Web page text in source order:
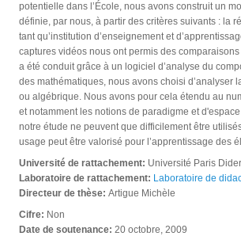
potentielle dans l’École, nous avons construit un
définie, par nous, à partir des critères suivants : la
tant qu’institution d’enseignement et
captures vidéos nous ont permis des
a été conduit grâce à un logiciel d’analyse du
des mathématiques, nous avons choisi d’analyser
ou algébrique. Nous avons pour cela étendu au
et notamment les notions de paradigme et
notre étude ne peuvent que difficilement être
usage peut être valorisé pour l’apprentissage des
Université de rattachement: Université Paris
Laboratoire de rattachement: Laboratoire de
Directeur de thèse: Artigue Michèle
Cifre: Non
Date de soutenance: 20 octobre, 2009